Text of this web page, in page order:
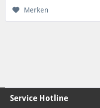
Merken
Service Hotline